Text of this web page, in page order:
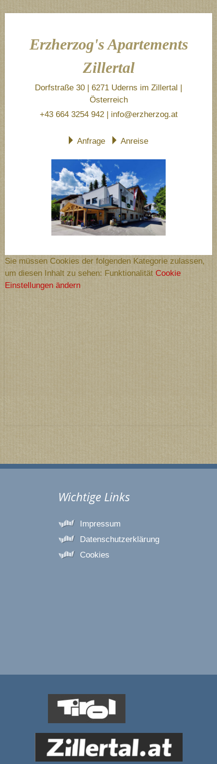
Erzherzog's Apartements
Zillertal
Dorfstraße 30 | 6271 Uderns im Zillertal |
Österreich
+43 664 3254 942| info@erzherzog.at
Anfrage Anreise
Sie müssen Cookies der folgenden Kategorie zulassen,
um diesen Inhalt zu sehen: Funktionalität Cookie
Einstellungen ändern
Wichtige Links
Impressum
Datenschutzerklärung
Cookies